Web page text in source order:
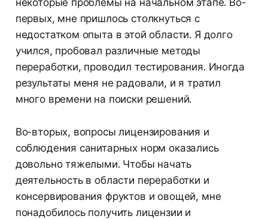
первых, мне пришлось столкнуться с
недостатком опыта в этой области. Я долго
учился, пробовал различные методы
переработки, проводил тестирования. Иногда
результаты меня не радовали, и я тратил
много времени на поиски решений.
Во-вторых, вопросы лицензирования и
соблюдения санитарных норм оказались
довольно тяжелыми. Чтобы начать
деятельность в области переработки и
консервирования фруктов и овощей, мне
понадобилось получить лицензии и